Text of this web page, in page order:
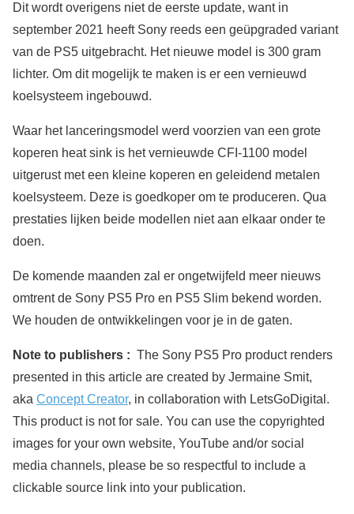
Dit wordt overigens niet de eerste update, want in
september 2021 heeft Sony reeds een geüpgraded variant
van de PS5 uitgebracht. Het nieuwe model is 300 gram
lichter. Om dit mogelijk te maken is er een vernieuwd
koelsysteem ingebouwd.
Waar het lanceringsmodel werd voorzien van een grote
koperen heat sink is het vernieuwde CFI-1100 model
uitgerust met een kleine koperen en geleidend metalen
koelsysteem. Deze is goedkoper om te produceren. Qua
prestaties lijken beide modellen niet aan elkaar onder te
doen.
De komende maanden zal er ongetwijfeld meer nieuws
omtrent de Sony PS5 Pro en PS5 Slim bekend worden.
We houden de ontwikkelingen voor je in de gaten.
Note to publishers : The Sony PS5 Pro product renders
presented in this article are created by Jermaine Smit,
aka Concept Creator, in collaboration with LetsGoDigital.
This product is not for sale. You can use the copyrighted
images for your own website, YouTube and/or social
media channels, please be so respectful to include a
clickable source link into your publication.